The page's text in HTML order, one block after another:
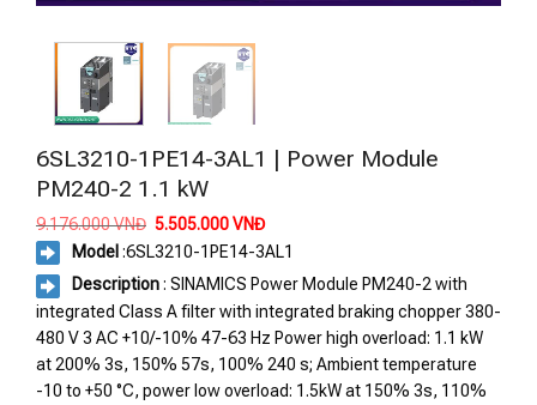
6SL3210-1PE14-3AL1 | Power Module
PM240-2 1.1 kW
9.176.000VNĐ Giá
là:
9.176.000 VNĐ.
5.505.000VNĐGiá
tại
5.505.000 VNĐ.
Model :6SL3210-1PE14-3AL1
Description: SINAMICS Power Module PM240-2 with
integrated Class A filter with integrated braking chopper 380-
480 V 3 AC +10/-10% 47-63 Hz Power high overload: 1.1 kW
at 200% 3s, 150% 57s, 100% 240 s; Ambient temperature
-10 to +50 °C, power low overload: 1.5kW at 150% 3s, 110%